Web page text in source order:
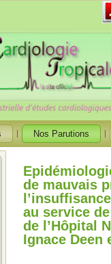
Nos Parutions
de mauvais
au service
de l’Hôpital
Ignace Deen